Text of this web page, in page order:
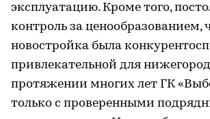
эксплуатацию. Кроме того,
контроль за
новостройка была
привлекательной для
протяжении многих лет ГК
только с проверенными